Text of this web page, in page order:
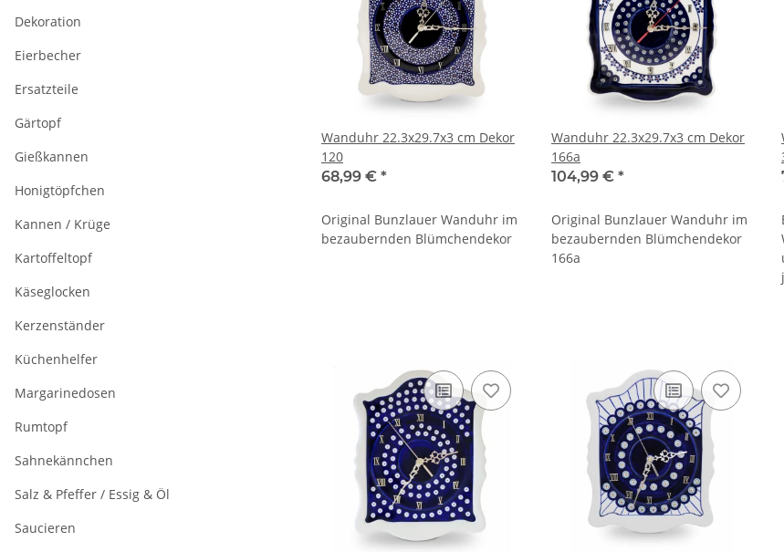
Wanduhr 22.3x29.7x3 cm Dekor
120
68,99 € *
Original Bunzlauer Wanduhr im
bezaubernden Blümchendekor
Wanduhr 22.3x29.7x3 cm Dekor
166a
104,99 € *
Original Bunzlauer Wanduhr im
bezaubernden Blümchendekor
166a
Dekoration
Eierbecher
Ersatzteile
Gärtopf
Gießkannen
Honigtöpfchen
Kannen / Krüge
Kartoffeltopf
Käseglocken
Kerzenständer
Küchenhelfer
Margarinedosen
Rumtopf
Sahnekännchen
Salz & Pfeffer / Essig & Öl
Saucieren